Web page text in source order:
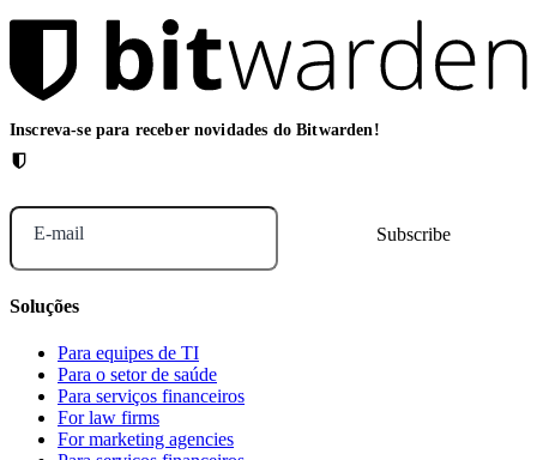
Inscreva-se para receber novidades do Bitwarden!
E-mail
Soluções
Para equipes de TI
Para o setor de saúde
Para serviços financeiros
For law firms
For marketing agencies